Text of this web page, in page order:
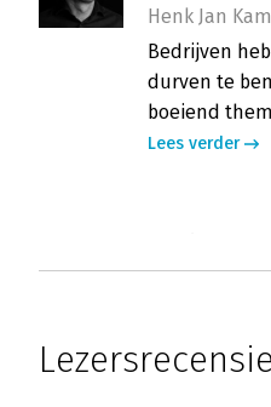
Henk Jan
Bedrijven
durven te
boeiend
Lees verder
Christel
van Nooit
Nauta.